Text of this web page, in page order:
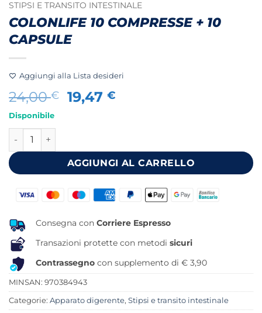
STIPSI E TRANSITO INTESTINALE
COLONLIFE 10 COMPRESSE + 10
CAPSULE
Aggiungi alla Lista desideri
24,00€
Il
24,00 €.
19,47€
19,47 €.
Disponibile
COLONLIFE 10 COMPRESSE + 10 CAPSULE quantità
AGGIUNGI AL CARRELLO
Consegna con Corriere Espresso
Transazioni protette con metodi sicuri
Contrassegno con supplemento di € 3,90
MINSAN: 970384943
Categorie: Apparato digerente, Stipsi e transito intestinale